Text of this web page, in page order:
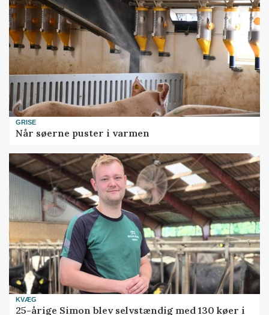
GRISE
Når søerne puster i varmen
KVÆG
25-årige Simon blev selvstændig med 130 køer i